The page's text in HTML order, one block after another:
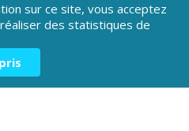
sur ce site, vous acceptez
des statistiques de